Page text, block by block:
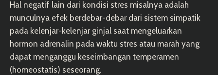
Hal negatif lain dari kondisi stres misalnya adalah
munculnya efek berdebar-debar dari sistem simpatik
pada kelenjar-kelenjar ginjal saat mengeluarkan
hormon adrenalin pada waktu stres atau marah yang
dapat menganggu keseimbangan temperamen
(homeostatis) seseorang.